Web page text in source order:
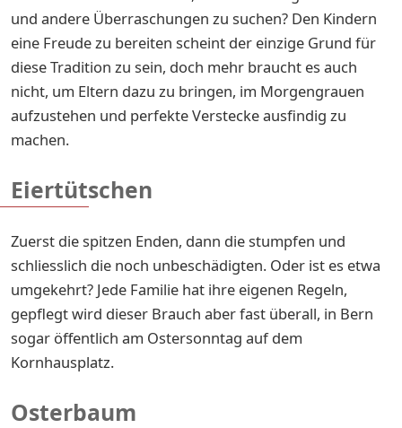
und andere Überraschungen zu suchen? Den Kindern
eine Freude zu bereiten scheint der einzige Grund für
diese Tradition zu sein, doch mehr braucht es auch
nicht, um Eltern dazu zu bringen, im Morgengrauen
aufzustehen und perfekte Verstecke ausfindig zu
machen.
Eiertütschen
Zuerst die spitzen Enden, dann die stumpfen und
schliesslich die noch unbeschädigten. Oder ist es etwa
umgekehrt? Jede Familie hat ihre eigenen Regeln,
gepflegt wird dieser Brauch aber fast überall, in Bern
sogar öffentlich am Ostersonntag auf dem
Kornhausplatz.
Osterbaum